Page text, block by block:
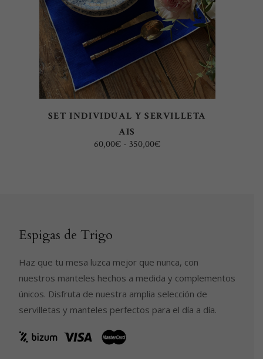
múltiples
variantes.
Las
opciones
se
pueden
en
SET INDIVIDUAL Y SERVILLETA
AIS
60,00€ - 350,00€Rango
Espigas de Trigo
Haz que tu mesa luzca mejor que nunca, con
nuestros manteles hechos a medida y complementos
únicos. Disfruta de nuestra amplia selección de
servilletas y manteles perfectos para el día a día.